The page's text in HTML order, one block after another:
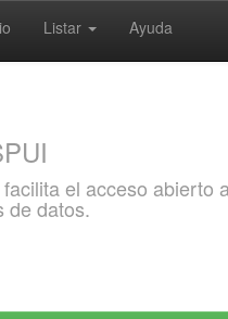
Listar Ayuda
el acceso abierto
de datos.